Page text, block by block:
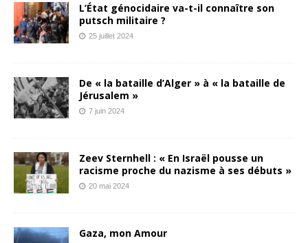
L’État génocidaire va-t-il connaître son
putsch militaire ?
25 juillet 2024
De « la bataille d’Alger » à « la bataille de
Jérusalem »
7 juin 2024
Zeev Sternhell : « En Israël pousse un
racisme proche du nazisme à ses débuts »
20 mai 2024
Gaza, mon Amour